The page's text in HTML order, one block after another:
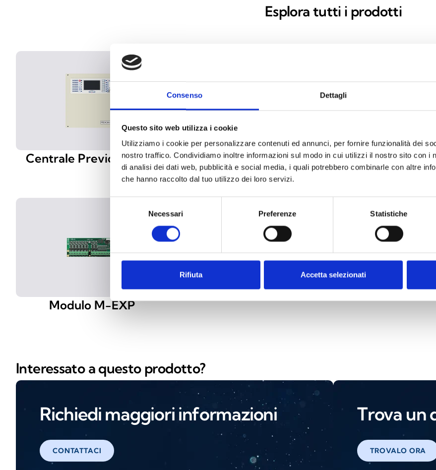
Consenso Dettagli
Questo sito web utilizza i cookie
Utilizziamo i cookie per personalizzare contenuti ed annunci, per fornire funzionalità dei
nostro traffico. Condividiamo inoltre informazioni sul modo in cui utilizzi il nostro sito con i
di analisi dei dati web, pubblicità e social media, i quali potrebbero combinarle con altre
che hanno raccolto dal tuo utilizzo dei loro servizi.
Necessari Preferenze Statistiche
Rifiuta Accetta selezionati
Esplora tutti i prodotti
Centrale Previdia Micro
Moduli C-COM C-COM
LAN e C-DIAL4G
Modulo
Modulo M-EXP
Interessato a questo prodotto?
Richiedi maggiori informazioni
CONTATTACI
Trova un
TROVALO ORA